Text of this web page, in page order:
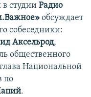
студии Радио
обсуждает
собеседники:
Аксельрод,
общественного
Национальной
по
.